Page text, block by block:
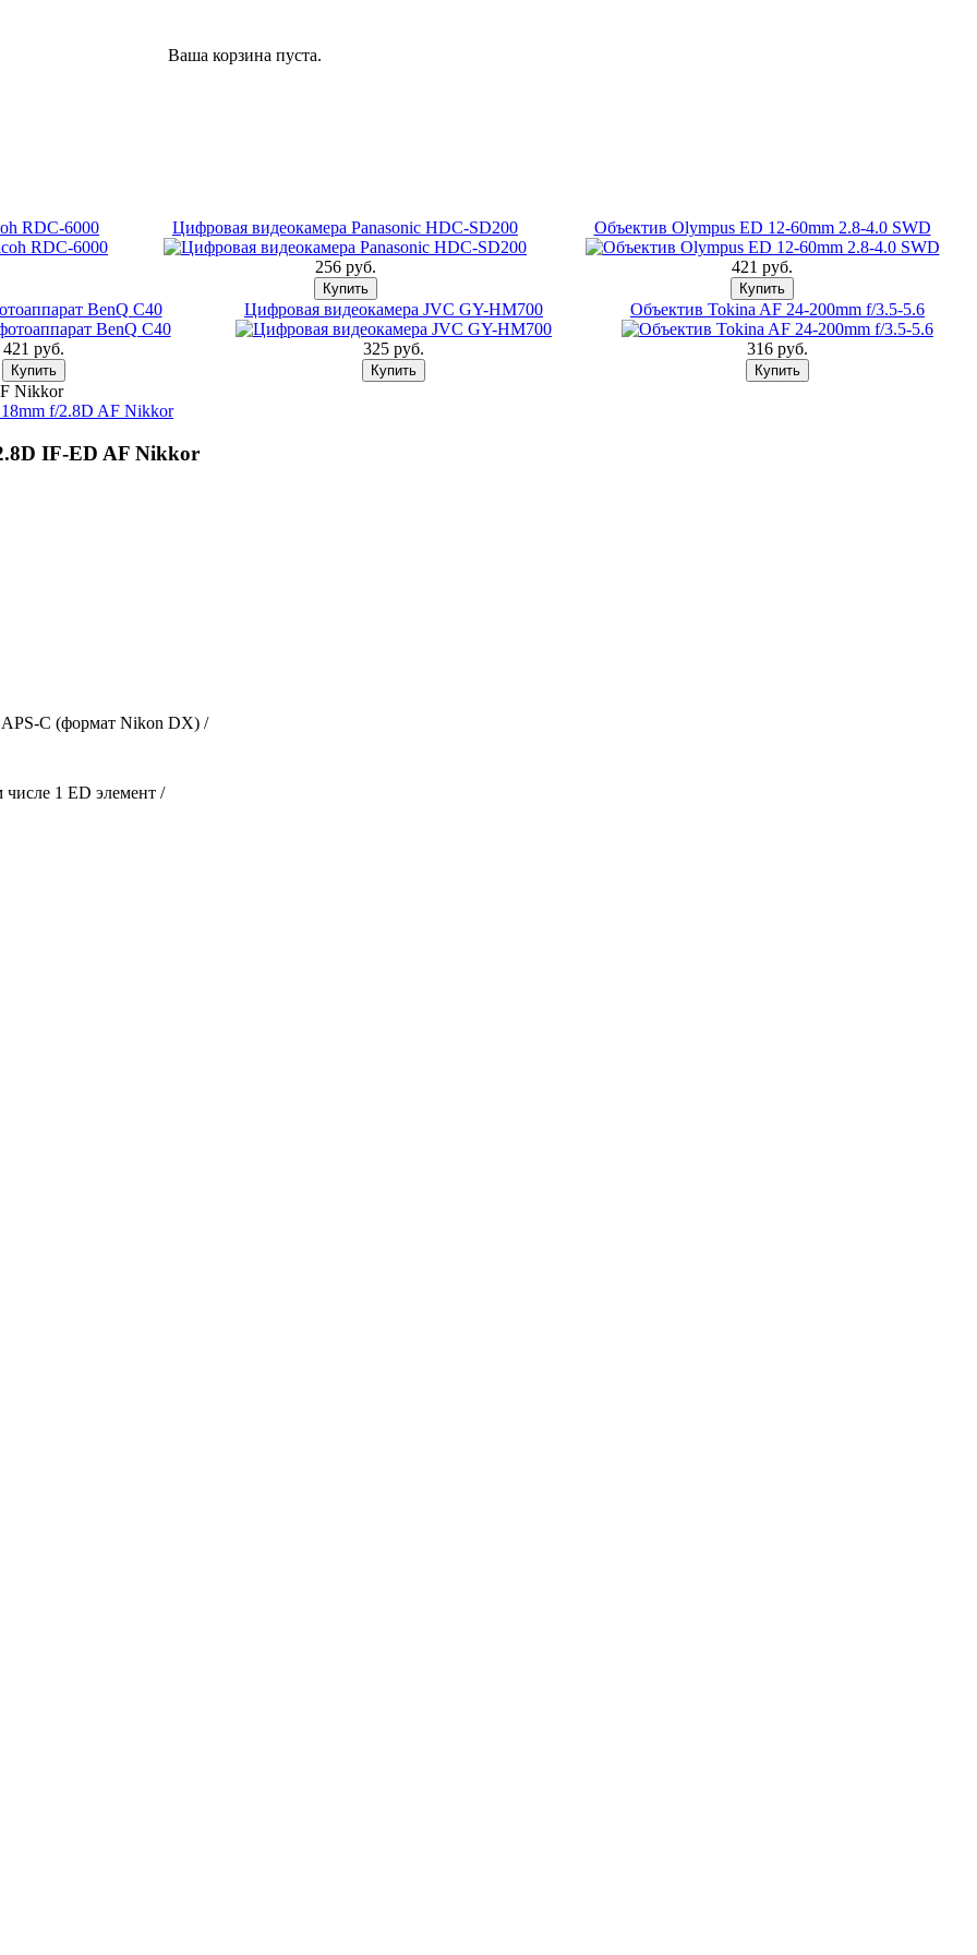
Ваша корзина пуста.
RDC-6000 Цифровая видеокамера Panasonic HDC-SD200
256 pуб.
Объектив Olympus ED 12-60mm 2.8-4.0 SWD
421 pуб.
BenQ C40
421 pуб.
Цифровая видеокамера JVC GY-HM700
325 pуб.
Объектив Tokina AF 24-200mm f/3.5-5.6
316 pуб.
Nikkor
f/2.8D AF Nikkor
IF-ED AF Nikkor
APS-C (формат Nikon DX) /
числе 1 ED элемент /